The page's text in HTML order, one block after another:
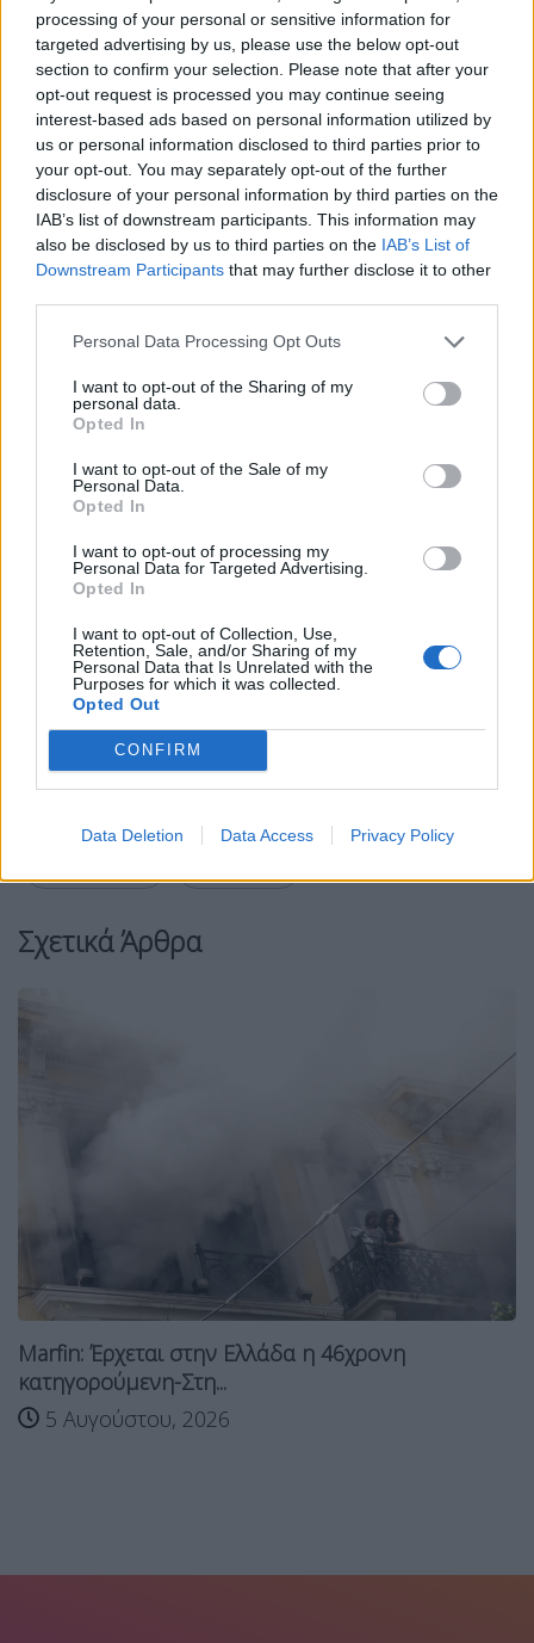
processing of your personal or sensitive information for
targeted advertising by us, please use the below opt-out
section to confirm your selection. Please note that after your
opt-out request is processed you may continue seeing
interest-based ads based on personal information utilized by
us or personal information disclosed to third parties prior to
your opt-out. You may separately opt-out of the further
disclosure of your personal information by third parties on the
IAB’s list of downstream participants. This information may
also be disclosed by us to third parties on the IAB’s List of
Downstream Participants that may further disclose it to other
Personal Data Processing Opt Outs
I want to opt-out of the Sharing of my
personal data.
Opted In
I want to opt-out of the Sale of my
Personal Data.
Opted In
I want to opt-out of processing my
Personal Data for Targeted Advertising.
Opted In
I want to opt-out of Collection, Use,
Retention, Sale, and/or Sharing of my
Personal Data that Is Unrelated with the
Purposes for which it was collected.
Opted Out
CONFIRM
Data Deletion Data Access Privacy Policy
Facebook Share on X Bluesky
Email Copy Link
Tags: 30ΧΡΟΝΟΣ 50ΧΡΟΝΗ
Σχετικά Άρθρα
Marfin: Έρχεται στην Ελλάδα η 46χρονη
κατηγορούμενη-Στη...
5 Αυγούστου, 2026